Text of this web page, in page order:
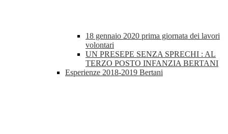
18 gennaio 2020 prima giornata dei lavori
volontari
UN PRESEPE SENZA SPRECHI : AL
TERZO POSTO INFANZIA BERTANI
Esperienze 2018-2019 Bertani